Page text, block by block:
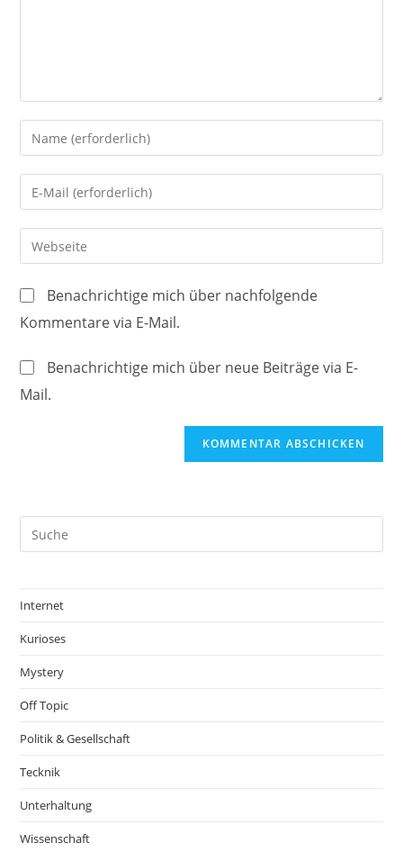
Gib
deinen
Namen
oder
Benutzernamen
zum
ein
Gib
deine
E-
Mail-
zum
Kommentieren
Gib
deine
Website-
ein
Benachrichtige mich über nachfolgende
Kommentare via E-Mail.
Benachrichtige mich über neue Beiträge via E-
Mail.
Internet
Kurioses
Mystery
Off Topic
Politik & Gesellschaft
Tecknik
Unterhaltung
Wissenschaft